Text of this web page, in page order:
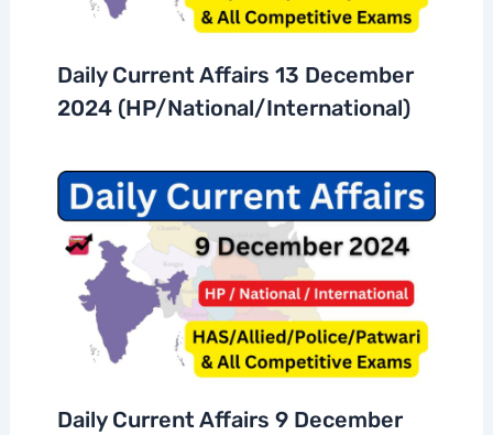
Daily Current Affairs 13 December
2024 (HP/National/International)
Daily Current Affairs 9 December